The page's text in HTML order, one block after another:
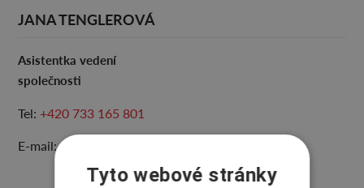
JANA TENGLEROVÁ
Asistentka vedení
společnosti
Tel: +420 733 165 801
E-mail:sekretariat@abf.cz
Tyto webové stránky